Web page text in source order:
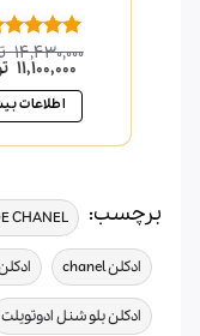
امتیاز
از 5
14,430,000
قیمت
اصلی
بود.
11,100,000
اطلاعات
برچسب: CHANEL
ادکلن chanel ,
ادکلن بلو شنل ادوتویلت